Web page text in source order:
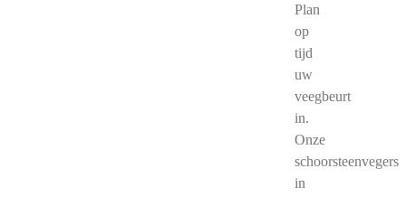
Plan
op
tijd
uw
veegbeurt
in.
Onze
schoorsteenvegers
in